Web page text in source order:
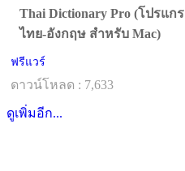
Thai Dictionary Pro (โปรแ
ไทย-อังกฤษ สำหรับ Mac)
ฟรีแวร์
ดาวน์โหลด : 7,633
ดูเพิ่มอีก...